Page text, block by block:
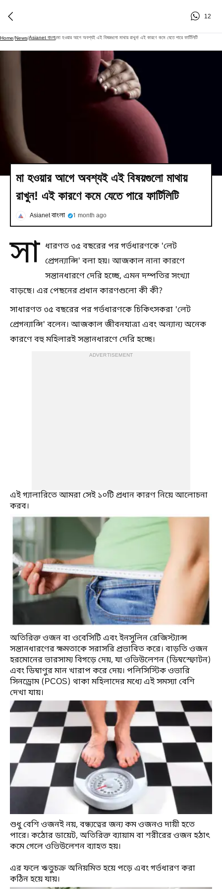
12
Home/News/Asianet বাংলা/মা হওয়ার আগে অবশ্যই এই বিষয়গুলো মাথায় রাখুন! এই কারণে কমে যেতে পারে ফার্টিলিটি
মা হওয়ার আগে অবশ্যই এই বিষয়গুলো মাথায়
রাখুন! এই কারণে কমে যেতে পারে ফার্টিলিটি
Asianet বাংলা 1 month ago
সা ধারণত ৩৫ বছরের পর গর্ভধারণকে 'লেট
প্রেগন্যান্সি' বলা হয়। আজকাল নানা কারণে
সন্তানধারণে দেরি হচ্ছে, এমন দম্পতির সংখ্যা
বাড়ছে। এর পেছনের প্রধান কারণগুলো কী কী?
সাধারণত ৩৫ বছরের পর গর্ভধারণকে চিকিৎসকরা 'লেট
প্রেগন্যান্সি' বলেন। আজকাল জীবনযাত্রা এবং অন্যান্য অনেক
কারণে বহু মহিলারই সন্তানধারণে দেরি হচ্ছে।
ADVERTISEMENT
এই গ্যালারিতে আমরা সেই ১০টি প্রধান কারণ নিয়ে আলোচনা
করব।
অতিরিক্ত ওজন বা ওবেসিটি এবং ইনসুলিন রেজিস্ট্যান্স
সন্তানধারণের ক্ষমতাকে সরাসরি প্রভাবিত করে। বাড়তি ওজন
হরমোনের ভারসাম্য বিগড়ে দেয়, যা ওভিউলেশন (ডিম্বস্ফোটন)
এবং ডিম্বাণুর মান খারাপ করে দেয়। পলিসিস্টিক ওভারি
সিনড্রোম (PCOS) থাকা মহিলাদের মধ্যে এই সমস্যা বেশি
দেখা যায়।
শুধু বেশি ওজনই নয়, বন্ধ্যত্বের জন্য কম ওজনও দায়ী হতে
পারে। কঠোর ডায়েট, অতিরিক্ত ব্যায়াম বা শরীরের ওজন হঠাৎ
কমে গেলে ওভিউলেশন ব্যাহত হয়।
এর ফলে ঋতুচক্র অনিয়মিত হয়ে পড়ে এবং গর্ভধারণ করা
কঠিন হয়ে যায়।